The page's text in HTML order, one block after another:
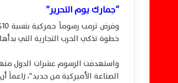
“جمارك يوم التحرير”
خطوة تذكي الحرب التجارية التي
واستهدفت الرسوم عشرات الدول
الصناعة الأميركية من جديد”، زاعماً